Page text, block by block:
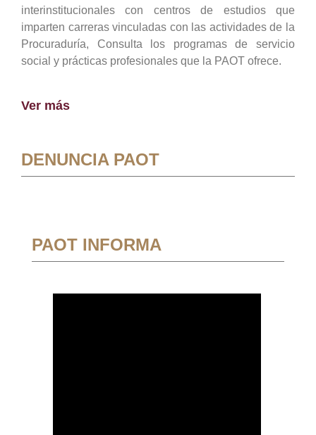
interinstitucionales con centros de estudios que
imparten carreras vinculadas con las actividades de la
Procuraduría, Consulta los programas de servicio
social y prácticas profesionales que la PAOT ofrece.
Ver más
DENUNCIA PAOT
PAOT INFORMA